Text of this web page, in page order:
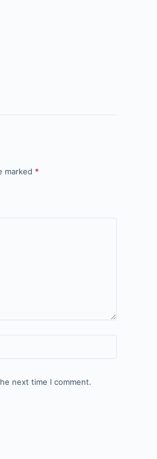
marked *
next time I comment.